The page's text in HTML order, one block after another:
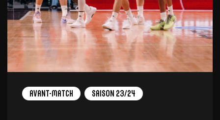
Avant-Match Saison 23/24